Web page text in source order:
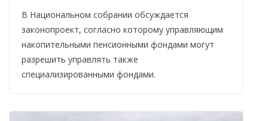
В Национальном собрании обсуждается
законопроект, согласно которому управляющим
накопительными пенсионными фондами могут
разрешить управлять также
специализированными фондами.